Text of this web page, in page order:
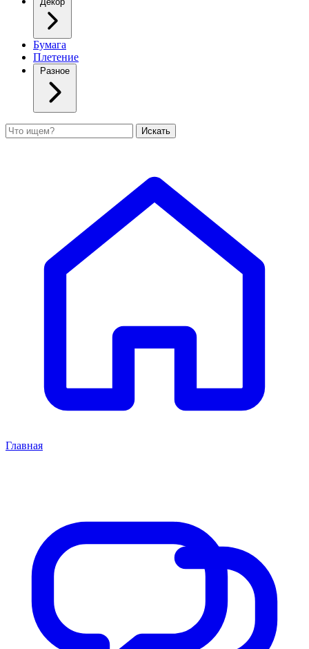
Бумага
Плетение
Разное
Поиск Искать
Главная